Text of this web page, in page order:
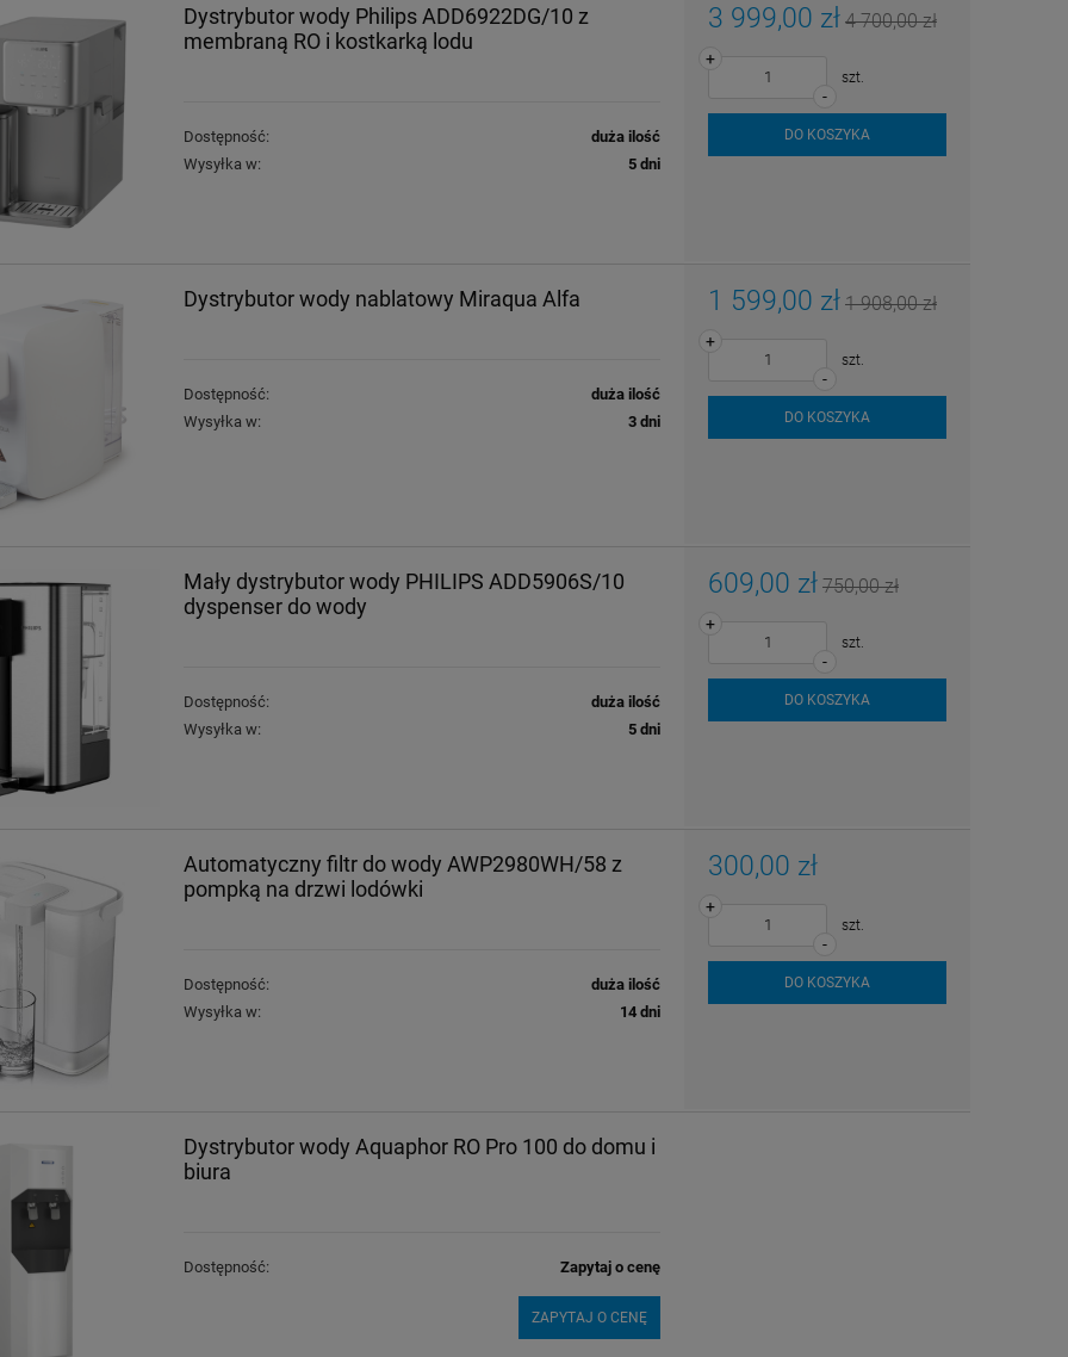
Dystrybutor wody Philips ADD6922DG/10 z
membraną RO i kostkarką lodu
Dostępność:
duża ilość
Wysyłka w:
5 dni
3 999,00 zł 4 700,00 zł
-
+
szt.
DO KOSZYKA
Dystrybutor wody nablatowy Miraqua Alfa
Dostępność:
duża ilość
Wysyłka w:
3 dni
1 599,00 zł 1 908,00 zł
-
+
szt.
DO KOSZYKA
Mały dystrybutor wody PHILIPS ADD5906S/10
dyspenser do wody
Dostępność:
duża ilość
Wysyłka w:
5 dni
609,00 zł 750,00 zł
-
+
szt.
DO KOSZYKA
Automatyczny filtr do wody AWP2980WH/58 z
pompką na drzwi lodówki
Dostępność:
duża ilość
Wysyłka w:
14 dni
300,00 zł
-
+
szt.
DO KOSZYKA
Dystrybutor wody Aquaphor RO Pro 100 do domu i
biura
Dostępność: Zapytaj o cenę
ZAPYTAJ O CENĘ